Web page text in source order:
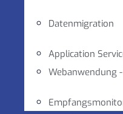
Datenmigration
Application
Webanwendung